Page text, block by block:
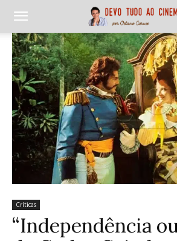
Críticas
“Independência